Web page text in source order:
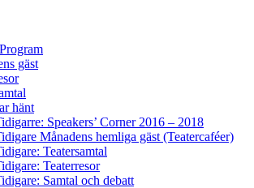
gäst
hänt
Speakers’ Corner 2016 – 2018
Månadens hemliga gäst (Teatercaféer)
Teatersamtal
Teaterresor
Samtal och debatt